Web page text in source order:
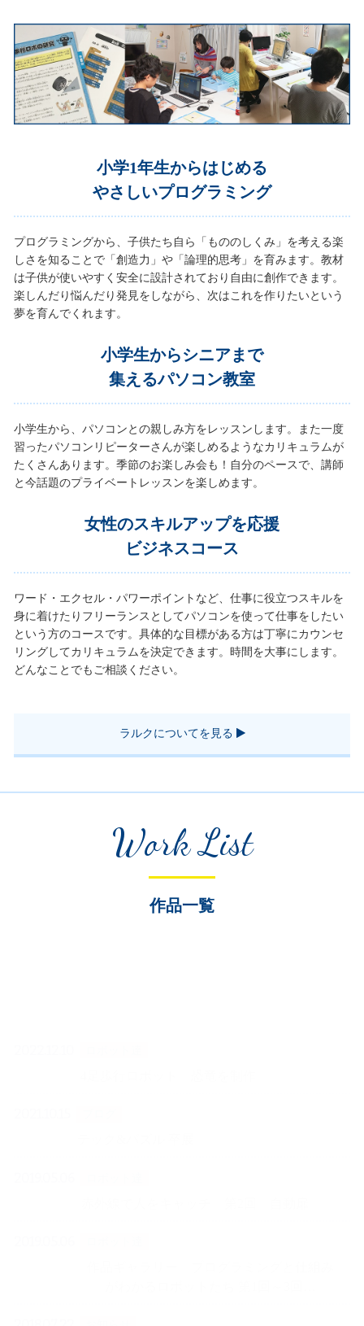
小学1年生からはじめる
やさしいプログラミング
プログラミングから、子供たち自ら「もののしくみ」を考える楽
しさを知ることで「創造力」や「論理的思考」を育みます。教材
は子供が使いやすく安全に設計されており自由に創作できます。
楽しんだり悩んだり発見をしながら、次はこれを作りたいという
夢を育んでくれます。
小学生からシニアまで
集えるパソコン教室
小学生から、パソコンとの親しみ方をレッスンします。また一度
習ったパソコンリピーターさんが楽しめるようなカリキュラムが
たくさんあります。季節のお楽しみ会も！自分のペースで、講師
と今話題のプライベートレッスンを楽しめます。
女性のスキルアップを応援
ビジネスコース
ワード・エクセル・パワーポイントなど、仕事に役立つスキルを
身に着けたりフリーランスとしてパソコンを使って仕事をしたい
という方のコースです。具体的な目標がある方は丁寧にカウンセ
リングしてカリキュラムを決定できます。時間を大事にします。
どんなことでもご相談ください。
ラルクについてを見る
Work List
作品一覧